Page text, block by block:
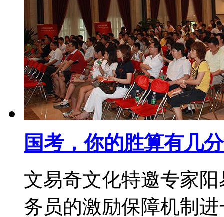
国考，你的胜算有几分
文易奇文化特邀专家
务员的激励保障机制